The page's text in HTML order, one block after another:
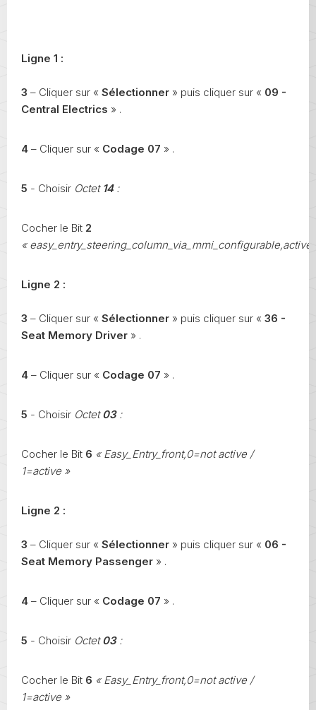
Ligne 1 :
3 – Cliquer sur « Sélectionner » puis cliquer sur « 09 -
Central Electrics » .
4 – Cliquer sur « Codage 07 » .
5 - Choisir Octet 14:
Cocher le Bit 2
« easy_entry_steering_column_via_mmi_configurable,active
Ligne 2 :
3 – Cliquer sur « Sélectionner » puis cliquer sur « 36 -
Seat Memory Driver » .
4 – Cliquer sur « Codage 07 » .
5 - Choisir Octet03:
Cocher le Bit 6 « Easy_Entry_front,0=not active /
1=active »
Ligne 2 :
3 – Cliquer sur « Sélectionner » puis cliquer sur « 06 -
Seat Memory Passenger » .
4 – Cliquer sur « Codage 07 » .
5 - Choisir Octet03:
Cocher le Bit 6 « Easy_Entry_front,0=not active /
1=active »